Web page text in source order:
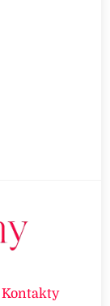
Kontakty